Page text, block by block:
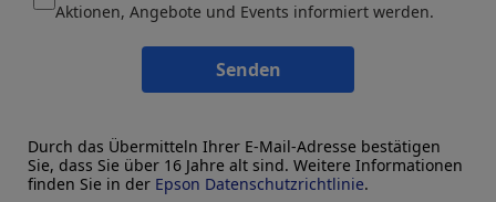
Aktionen, Angebote und Events informiert werden.
Senden
Durch das Übermitteln Ihrer E-Mail-Adresse bestätigen
Sie, dass Sie über 16 Jahre alt sind. Weitere Informationen
finden Sie in der Epson Datenschutzrichtlinie.